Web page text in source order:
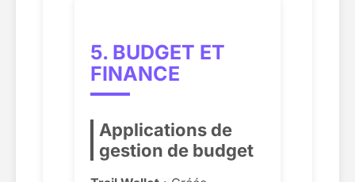
5. BUDGET ET
FINANCE
Applications de
gestion de budget